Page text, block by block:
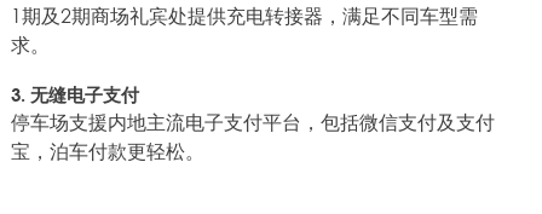
1期及2期商场礼宾处提供充电转接器，满足不同车型需
求。
3. 无缝电子支付
停车场支援内地主流电子支付平台，包括微信支付及支付
宝，泊车付款更轻松。